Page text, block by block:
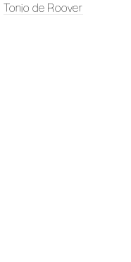
Tonio de Roover